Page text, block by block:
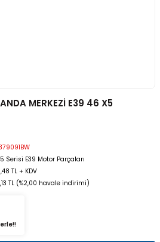
MERKEZİ E39 46 X5
Serisi E39 Motor Parçaları
TL + KDV
TL (%2,00 havale indirimi)